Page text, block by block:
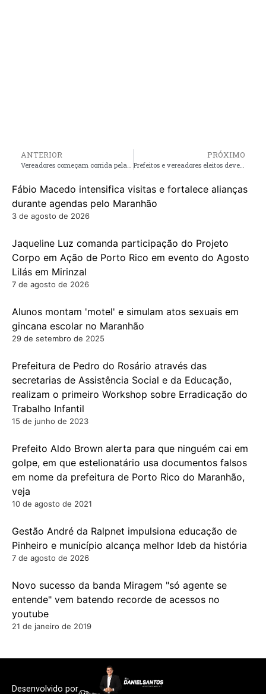
ANTERIOR PRÓXIMO
Prefeitos e vereadores eleitos devem prestar contas de campanha até 15 de dezembro
Fábio Macedo intensifica visitas e fortalece alianças
durante agendas pelo Maranhão
3 de agosto de 2026
Jaqueline Luz comanda participação do Projeto
Corpo em Ação de Porto Rico em evento do Agosto
Lilás em Mirinzal
7 de agosto de 2026
Alunos montam 'motel' e simulam atos sexuais em
gincana escolar no Maranhão
29 de setembro de 2025
Prefeitura de Pedro do Rosário através das
secretarias de Assistência Social e da Educação,
realizam o primeiro Workshop sobre Erradicação do
Trabalho Infantil
15 de junho de 2023
Prefeito Aldo Brown alerta para que ninguém cai em
golpe, em que estelionatário usa documentos falsos
em nome da prefeitura de Porto Rico do Maranhão,
veja
10 de agosto de 2021
Gestão André da Ralpnet impulsiona educação de
Pinheiro e município alcança melhor Ideb da história
7 de agosto de 2026
Novo sucesso da banda Miragem "só agente se
entende" vem batendo recorde de acessos no
youtube
21 de janeiro de 2019
Desenvolvido por